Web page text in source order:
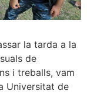
la tarda a la
de
i treballs, vam
Universitat de